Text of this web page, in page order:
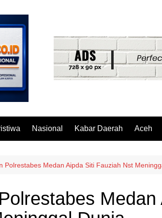
Nasional Kabar Daerah Aceh
Polrestabes Medan Aipda Siti Fauziah Nst
Medan